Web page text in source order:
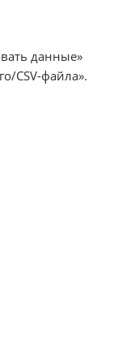
данные»
CSV-файла».